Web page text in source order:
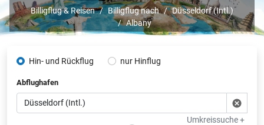
Billigflug & Reisen Billigflug nach
Düsseldorf (Intl.)
Albany
Hin- und Rückflug nur Hinflug
Abflughafen
Umkreissuche +